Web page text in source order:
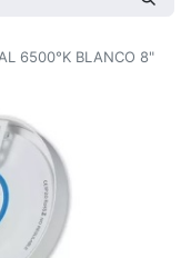
6500°K BLANCO 8"